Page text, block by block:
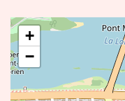
+
−